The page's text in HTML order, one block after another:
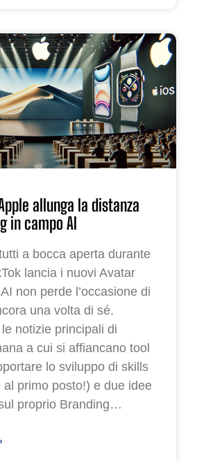
allunga la distanza
in campo AI
a bocca aperta durante
lancia i nuovi Avatar
non perde l’occasione di
una volta di sé.
notizie principali di
a cui si affiancano tool
lo sviluppo di skills
al primo posto!) e due idee
proprio Branding…